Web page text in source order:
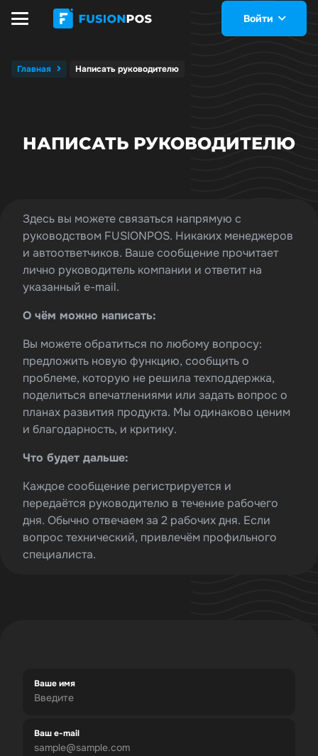
Войти
Главная Написать руководителю
НАПИСАТЬ РУКОВОДИТЕЛЮ
Здесь вы можете связаться напрямую с
руководством FUSIONPOS. Никаких менеджеров
и автоответчиков. Ваше сообщение прочитает
лично руководитель компании и ответит на
указанный e-mail.
О чём можно написать:
Вы можете обратиться по любому вопросу:
предложить новую функцию, сообщить о
проблеме, которую не решила техподдержка,
поделиться впечатлениями или задать вопрос о
планах развития продукта. Мы одинаково ценим
и благодарность, и критику.
Что будет дальше:
Каждое сообщение регистрируется и
передаётся руководителю в течение рабочего
дня. Обычно отвечаем за 2 рабочих дня. Если
вопрос технический, привлечём профильного
специалиста.
Ваше имя
Ваш e-mail